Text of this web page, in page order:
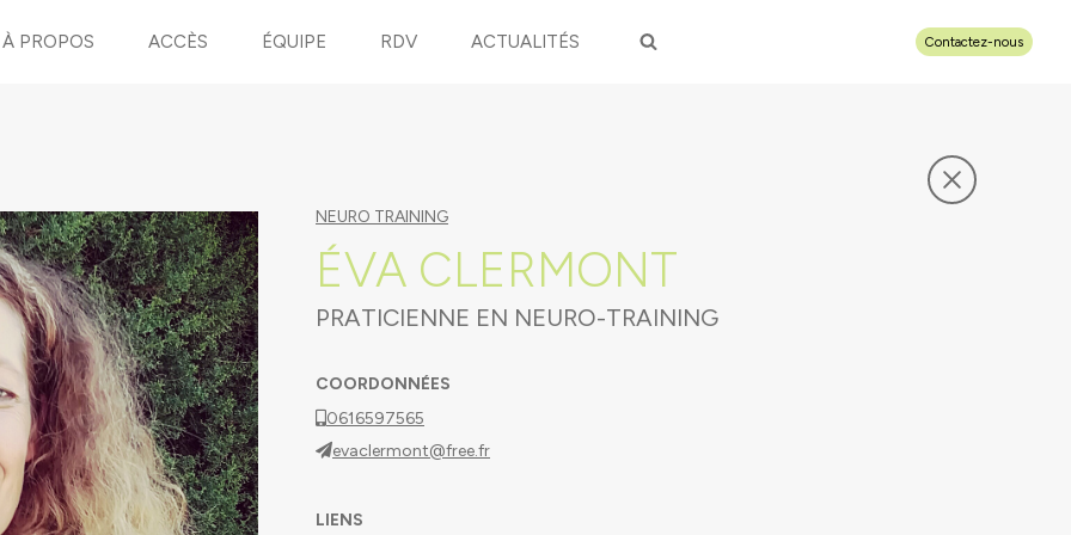
À PROPOS ACCÈS ÉQUIPE RDV ACTUALITÉS Contactez-nous
NEURO TRAINING
ÉVA CLERMONT
PRATICIENNE EN NEURO-TRAINING
COORDONNÉES
0616597565
evaclermont@free.fr
LIENS